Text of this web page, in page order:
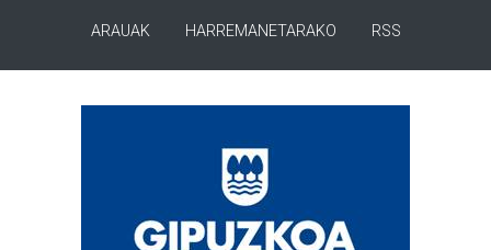
ARAUAK HARREMANETARAKO RSS